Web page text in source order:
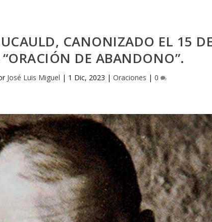
CANONIZADO EL 15
DE ABANDONO”.
José Luis Miguel | 1 Dic, 2023 |Oraciones |0